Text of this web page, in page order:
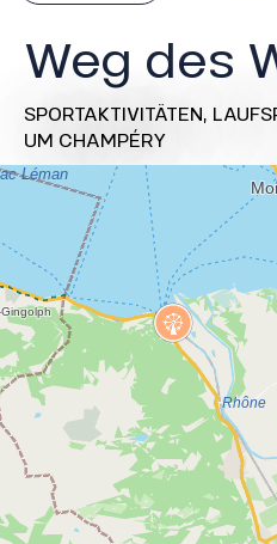
Weg des
SPORTAKTIVITÄTEN,
UM CHAMPÉRY